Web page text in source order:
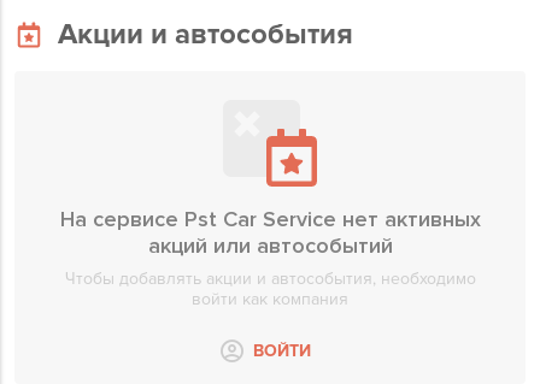
Акции и автособытия
На сервисе Pst Car Service нет активных
акций или автособытий
Чтобы добавлять акции и автособытия, необходимо
войти как компания
ВОЙТИ